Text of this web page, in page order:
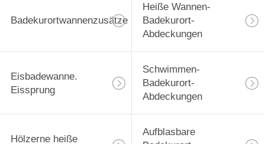
Badekurortwannenzusätze
Heiße Wannen-
Badekurort-
Abdeckungen
Eisbadewanne.
Eissprung
Schwimmen-
Badekurort-
Abdeckungen
Hölzerne heiße
Aufblasbare